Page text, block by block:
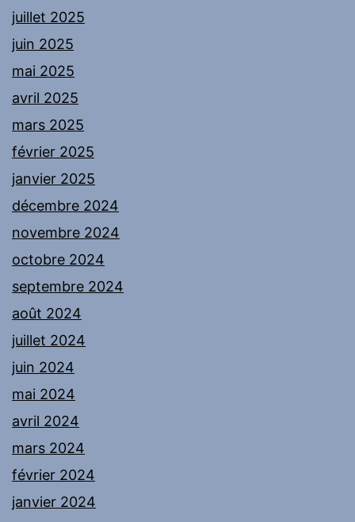
juillet 2025
juin 2025
mai 2025
avril 2025
mars 2025
février 2025
janvier 2025
décembre 2024
novembre 2024
octobre 2024
septembre 2024
août 2024
juillet 2024
juin 2024
mai 2024
avril 2024
mars 2024
février 2024
janvier 2024